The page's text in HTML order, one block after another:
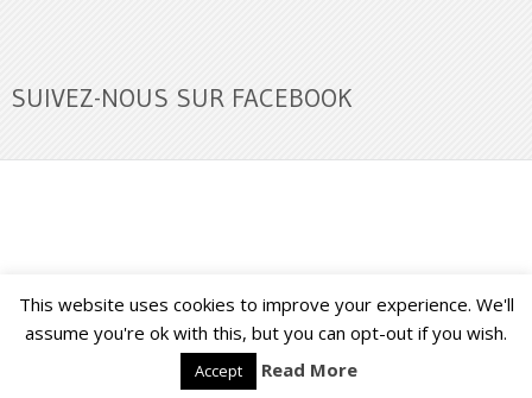
SUIVEZ-NOUS SUR FACEBOOK
Buzz Ultra Copyright © 2026. Back to Top ↑
This website uses cookies to improve your experience. We'll
assume you're ok with this, but you can opt-out if you wish.
Accept Read More
Français English ( Anglais)